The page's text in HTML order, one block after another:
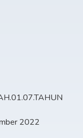
2022